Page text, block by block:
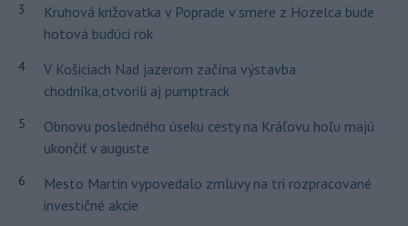
3
Kruhová križovatka v Poprade v smere z Hozelca bude
hotová budúci rok
4
V Košiciach Nad jazerom začína výstavba
chodníka,otvorili aj pumptrack
5
Obnovu posledného úseku cesty na Kráľovu hoľu majú
ukončiť v auguste
6
Mesto Martin vypovedalo zmluvy na tri rozpracované
investičné akcie